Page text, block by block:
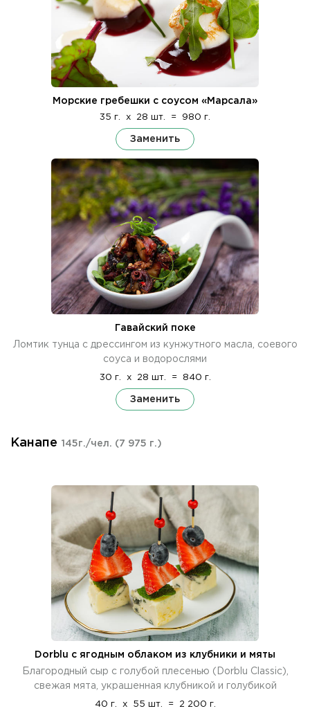
Морские гребешки с соусом «Марсала»
35 г. x 28 шт. = 980 г.
Заменить
Гавайский поке
Ломтик тунца с дрессингом из кунжутного масла, соевого
соуса и водорослями
30 г. x 28 шт. = 840 г.
Заменить
Канапе 145г./чел. (7 975 г.)
Dorblu с ягодным облаком из клубники и мяты
Благородный сыр с голубой плесенью (Dorblu Classic),
свежая мята, украшенная клубникой и голубикой
40 г. x 55 шт. = 2 200 г.